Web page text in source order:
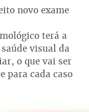
novo exame
terá a
visual da
o que vai ser
para cada caso